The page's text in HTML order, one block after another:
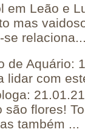
em Leão e
mas
se
de Aquário:
lidar com
são flores!
também ...